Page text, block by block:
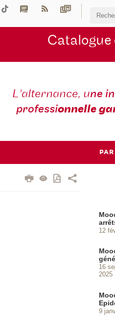
Catalogue
L'alternance, une
professionnelle
12
16
2025
9